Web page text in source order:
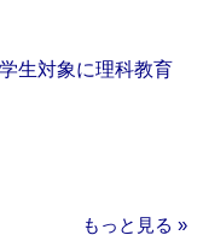
生対象に理科教育
もっと見る »